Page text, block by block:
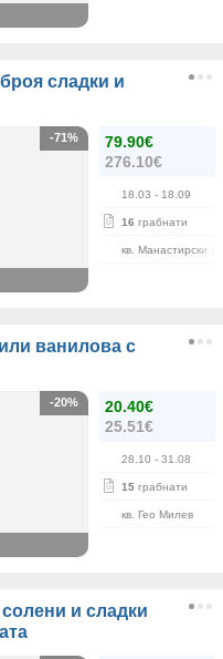
сладки и
79.90€
276.10€
18.03 - 18.09
16 грабнати
кв. Манастирски
-71%
ванилова с
20.40€
25.51€
28.10 - 31.08
15 грабнати
кв. Гео Милев
-20%
и сладки